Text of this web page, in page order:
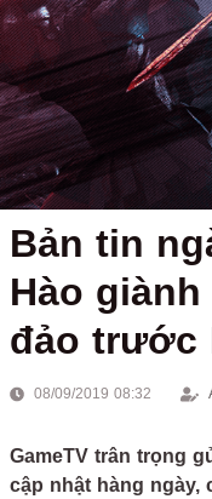
Bản tin
Hào
đảo trước
08/09/2019 08:32
GameTV trân trọng
cập nhật hàng ngày,